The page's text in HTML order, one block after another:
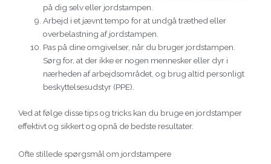
på dig selv eller jordstampen.
Arbejd i et jævnt tempo for at undgå træthed eller
overbelastning af jordstampen.
Pas på dine omgivelser, når du bruger jordstampen.
Sørg for, at der ikke er nogen mennesker eller dyr i
nærheden af arbejdsområdet, og brug altid personligt
beskyttelsesudstyr (PPE).
Ved at følge disse tips og tricks kan du bruge en jordstamper
effektivt og sikkert og opnå de bedste resultater.
Ofte stillede spørgsmål om jordstampere